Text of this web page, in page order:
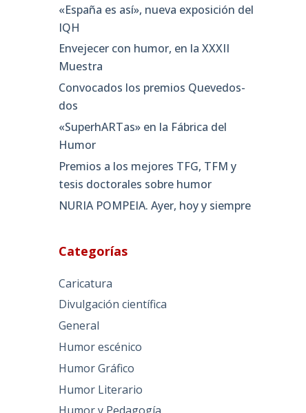
«España es así», nueva exposición del
IQH
Envejecer con humor, en la XXXII
Muestra
Convocados los premios Quevedos-
dos
«SuperhARTas» en la Fábrica del
Humor
Premios a los mejores TFG, TFM y
tesis doctorales sobre humor
NURIA POMPEIA. Ayer, hoy y siempre
Categorías
Caricatura
Divulgación científica
General
Humor escénico
Humor Gráfico
Humor Literario